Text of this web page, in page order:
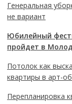
Генеральная
не вариант
Юбилейный
пройдет в
Потолок как
квартиры в арт-
Перепланировка